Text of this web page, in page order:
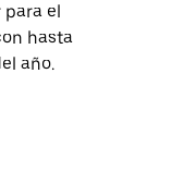
para el
hasta
año.